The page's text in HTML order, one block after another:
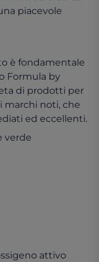
piacevole
è fondamentale
Formula by
di prodotti per
marchi noti, che
ed eccellenti.
verde
attivo